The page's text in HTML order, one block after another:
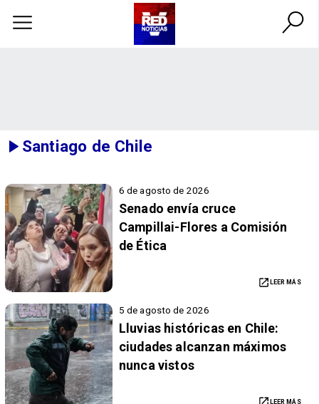
Santiago de Chile
6 de agosto de 2026
Senado envía cruce
Campillai-Flores a Comisión
de Ética
LEER MÁS
5 de agosto de 2026
Lluvias históricas en Chile:
ciudades alcanzan máximos
nunca vistos
LEER MÁS